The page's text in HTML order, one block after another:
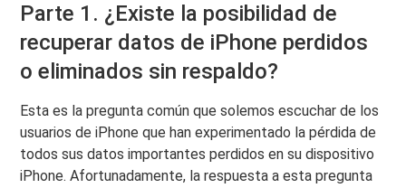
Parte 1. ¿Existe la posibilidad de
recuperar datos de iPhone perdidos
o eliminados sin respaldo?
Esta es la pregunta común que solemos escuchar de los
usuarios de iPhone que han experimentado la pérdida de
todos sus datos importantes perdidos en su dispositivo
iPhone. Afortunadamente, la respuesta a esta pregunta